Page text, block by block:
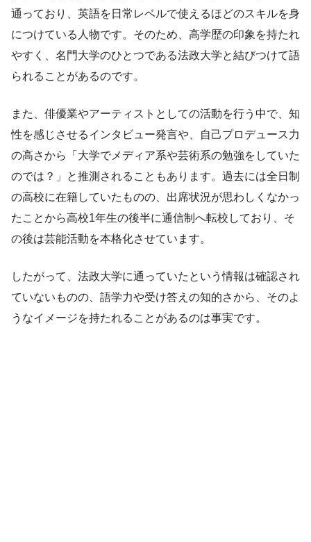
通っており、英語を日常レベルで使えるほどのスキルを身
につけている人物です。そのため、高学歴の印象を持たれ
やすく、名門大学のひとつである法政大学と結びつけて語
られることがあるのです。
また、俳優業やアーティストとしての活動を行う中で、知
性を感じさせるインタビュー発言や、自己プロデュース力
の高さから「大学でメディア系や芸術系の勉強をしていた
のでは？」と推測されることもあります。過去には全日制
の高校に在籍していたものの、出席状況が思わしくなかっ
たことから高校1年生の後半に通信制へ転校しており、そ
の後は芸能活動を本格化させています。
したがって、法政大学に通っていたという情報は確認され
ていないものの、語学力や受け答えの知的さから、そのよ
うなイメージを持たれることがあるのは事実です。